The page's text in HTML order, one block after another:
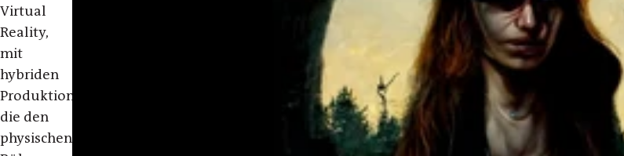
Virtual
Reality,
mit
hybriden
Produktionen,
die den
physischen